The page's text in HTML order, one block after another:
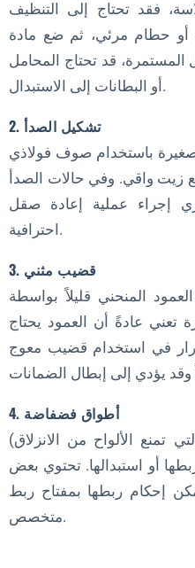
فقد تحتاج إلى التنظيف
أو حطام مرئي، ثم ضع مادة
المستمرة، قد تحتاج المحامل
أو البطانات إلى الاستبدال.
2. تشكيل الصدأ
باستخدام صوف فولاذي
زيت واقي. وفي حالات الصدأ
إجراء عملية إعادة صقل
احترافية.
3. قضيب مثني
المنحني قليلاً بواسطة
تعني عادةً أن العمود يحتاج
في استخدام قضيب معوج
4. أطواق فضفاضة
تمنع الألواح من الانزلاق)
أو استبدالها. تحتوي بعض
إحكام ربطها بمفتاح ربط
متخصص.